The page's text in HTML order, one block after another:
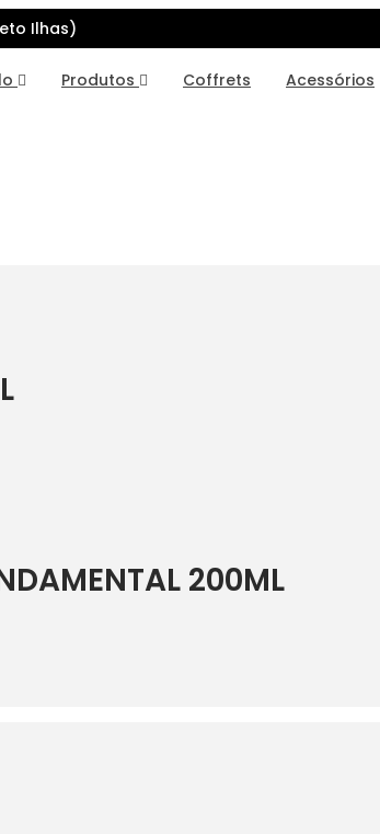
Ilhas)
Produtos Coffrets Acessórios
200ML